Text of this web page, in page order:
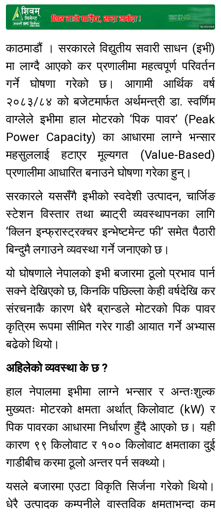
Sponsored
काठमाडौं । सरकारले विद्युतीय सवारी साधन (इभी)
मा लाग्दै आएको कर प्रणालीमा महत्वपूर्ण परिवर्तन
गर्ने घोषणा गरेको छ। आगामी आर्थिक वर्ष
२०८३/८४ को बजेटमार्फत अर्थमन्त्री डा. स्वर्णिम
वाग्लेले इभीमा हाल मोटरको ‘पिक पावर’ (Peak
Power Capacity) का आधारमा लाग्ने भन्सार
महसुललाई हटाएर मूल्यगत (Value-Based)
प्रणालीमा आधारित बनाउने घोषणा गरेका हुन्।
सरकारले यससँगै इभीको स्वदेशी उत्पादन, चार्जिङ
स्टेशन विस्तार तथा ब्याट्री व्यवस्थापनका लागि
‘क्लिन इन्फ्रास्ट्रक्चर इन्भेष्टमेन्ट फी’ समेत पैठारी
बिन्दुमै लगाउने व्यवस्था गर्ने जनाएको छ।
यो घोषणाले नेपालको इभी बजारमा ठूलो प्रभाव पार्न
सक्ने देखिएको छ, किनकि पछिल्ला केही वर्षदेखि कर
संरचनाकै कारण धेरै ब्रान्डले मोटरको पिक पावर
कृत्रिम रूपमा सीमित गरेर गाडी आयात गर्ने अभ्यास
बढेको थियो।
अहिलेको व्यवस्था के छ ?
हाल नेपालमा इभीमा लाग्ने भन्सार र अन्तःशुल्क
मुख्यतः मोटरको क्षमता अर्थात् किलोवाट (kW) र
पिक पावरका आधारमा निर्धारण हुँदै आएको छ। यही
कारण ९९ किलोवाट र १०० किलोवाट क्षमताका दुई
गाडीबीच करमा ठूलो अन्तर पर्न सक्थ्यो।
यसले बजारमा एउटा विकृति सिर्जना गरेको थियो।
धेरै उत्पादक कम्पनीले वास्तविक क्षमताभन्दा कम